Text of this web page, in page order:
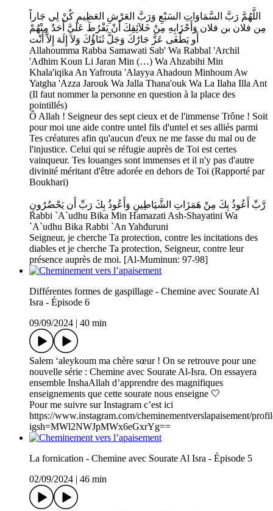
اللَّهُمَّ رَبَّ السَّمَاوَاتِ السَبْعِ وَرَبَّ العَرْشِ العَظِيمِ كُنْ لِي جَاراً
مِن فلان بن فلان وَأَحْزَابِهِ مِنْ خَلاَئِقِكَ أَنْ يَفْرُطَ عَلَيَّ أَحَدٌ مِنْهُمْ
أَو يَطْغَى عَزَّ جَارُكَ وَجَلَّ ثَنَاؤُكَ وَلاَ إِلَهَ إِلاَّ أَنْت
Allahoumma Rabba Samawati Sab' Wa Rabbal 'Archil
'Adhim Koun Li Jaran Min (…) Wa Ahzabihi Min
Khala'iqika An Yafrouta 'Alayya Ahadoun Minhoum Aw
Yatgha 'Azza Jarouk Wa Jalla Thana'ouk Wa La Ilaha Illa Ant
(Il faut nommer la personne en question à la place des
pointillés)
Ô Allah ! Seigneur des sept cieux et de l'immense Trône ! Soit
pour moi une aide contre untel fils d'untel et ses alliés parmi
Tes créatures afin qu'aucun d'eux ne me fasse du mal ou de
l'injustice. Celui qui se réfugie auprès de Toi est certes
vainqueur. Tes louanges sont immenses et il n'y pas d'autre
divinité méritant d'être adorée en dehors de Toi (Rapporté par
Boukhari)
رَّبِّ أَعُوذُ بِكَ مِنْ هَمَزَاتِ الشَّيَاطِينِ وَأَعُوذُ بِكَ رَبِّ أَن يَحْضُرُونِ
Rabbi `A`udhu Bika Min Hamazati Ash-Shayatini Wa
`A`udhu Bika Rabbi `An Yahđuruni
Seigneur, je cherche Ta protection, contre les incitations des
diables et je cherche Ta protection, Seigneur, contre leur
présence auprès de moi. [Al-Muminun: 97-98]
Différentes formes de gaspillage - Chemine avec Sourate Al
Isra - Épisode 6
09/09/2024
40 min
Salem ‘aleykoum ma chère sœur ! On se retrouve pour une
nouvelle série : Chemine avec Sourate Al-Isra. On essayera
ensemble InshaAllah d’apprendre des magnifiques
enseignements que cette sourate nous enseigne 🤍
Pour me suivre sur Instagram c’est ici
https://www.instagram.com/cheminementverslapaisement/
igsh=MWl2NWJpMWx6eGxrYg==
La fornication - Chemine avec Sourate Al Isra - Épisode 5
02/09/2024
46 min